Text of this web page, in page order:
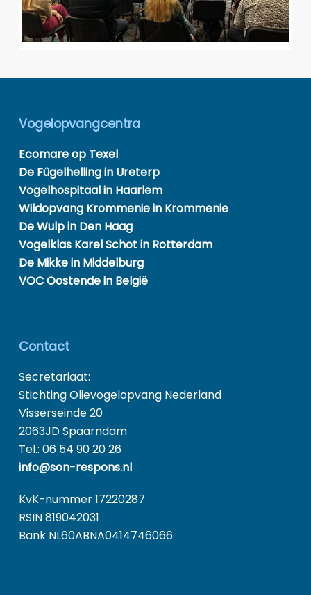
Vogelopvangcentra
Ecomare op Texel
De Fûgelhelling in Ureterp
Vogelhospitaal in Haarlem
Wildopvang Krommenie in Krommenie
De Wulp in Den Haag
Vogelklas Karel Schot in Rotterdam
De Mikke in Middelburg
VOC Oostende in België
Contact
Secretariaat:
Stichting Olievogelopvang Nederland
Visserseinde 20
2063JD Spaarndam
Tel.: 06 54 90 20 26
info@son-respons.nl
KvK-nummer 17220287
RSIN 819042031
Bank NL60ABNA0414746066